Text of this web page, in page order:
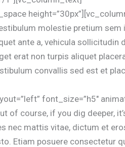
molestie pretium
ante a, vehicula
erat non turpis aliquet
convallis sed est et
font_size=”h5″
of course, if you dig deeper,
nec mattis vitae, dictum et
Etiam posuere consectetur